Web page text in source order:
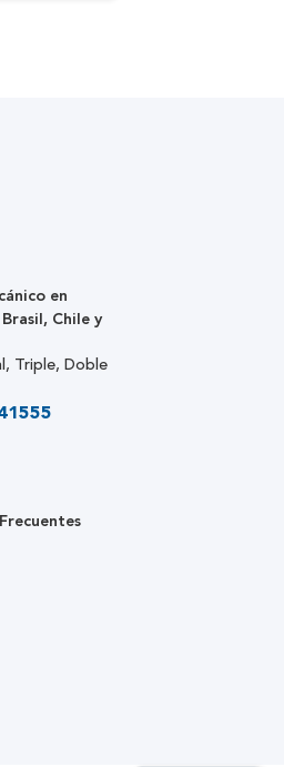
en
Chile y
Triple, Doble